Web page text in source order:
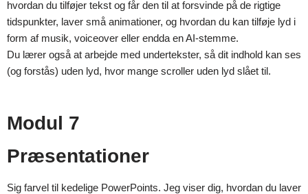
hvordan du tilføjer tekst og får den til at forsvinde på de rigtige
tidspunkter, laver små animationer, og hvordan du kan tilføje lyd i
form af musik, voiceover eller endda en AI-stemme.
Du lærer også at arbejde med undertekster, så dit indhold kan ses
(og forstås) uden lyd, hvor mange scroller uden lyd slået til.
Modul 7
Præsentationer
Sig farvel til kedelige PowerPoints. Jeg viser dig, hvordan du laver